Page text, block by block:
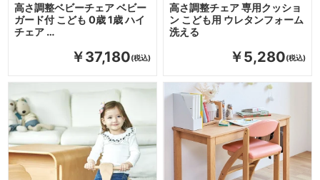
高さ調整ベビーチェア ベビー
ガード付 こども 0歳 1歳 ハイ
チェア …
￥37,180
高さ調整チェア 専用クッショ
ン こども用 ウレタンフォーム
洗える
￥5,280